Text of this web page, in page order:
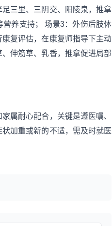
三里、三阴交、阳陵泉，推拿
养支持； 场景3：外伤后肢体
复评估，在康复师指导下主动
伸筋草、乳香，推拿促进局部
属耐心配合，关键是遵医嘱、
加重或新的不适，需及时就医